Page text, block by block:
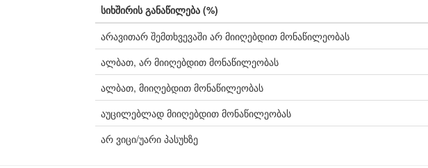
სიხშირის განაწილება (%)
არავითარ შემთხვევაში არ მიიღებდით მონაწილეობას
ალბათ, არ მიიღებდით მონაწილეობას
ალბათ, მიიღებდით მონაწილეობას
აუცილებლად მიიღებდით მონაწილეობას
არ ვიცი/უარი პასუხზე